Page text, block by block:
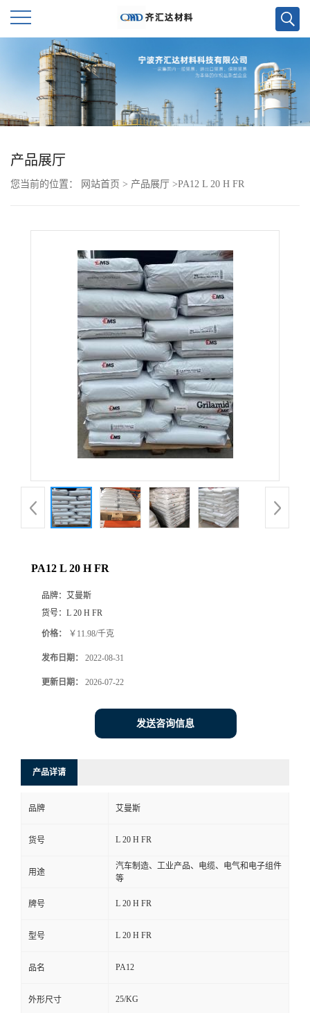
首
页
公
品
厅
系
言
产品展厅
您当前的位置： 网站首页 > 产品展厅 >PA12 L 20 H FR
PA12 L 20 H FR
品牌： 艾曼斯
货号： L 20 H FR
价格： ￥11.98/千克
发布日期： 2022-08-31
更新日期： 2026-07-22
发送咨询信息
产品详请
品牌 艾曼斯
货号 L 20 H FR
用途
汽车制造、工业产品、电缆、电气和电子组件
等
牌号 L 20 H FR
型号 L 20 H FR
品名 PA12
外形尺寸 25/KG